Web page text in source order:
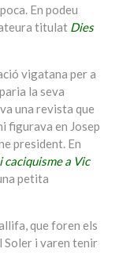
En podeu
titulat Dies
vigatana per a
la seva
una revista que
figurava en Josep
president. En
caciquisme a Vic
petita
que foren els
Soler i varen tenir